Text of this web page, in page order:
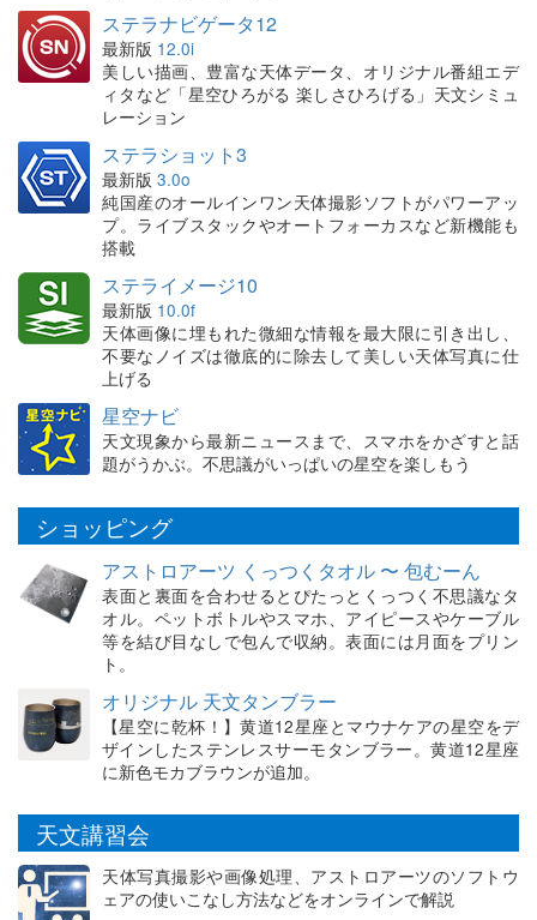
ステラナビゲータ12
最新版 12.0i
美しい描画、豊富な天体データ、オリジナル番組エデ
ィタなど「星空ひろがる 楽しさひろげる」天文シミュ
レーション
ステラショット3
最新版 3.0o
純国産のオールインワン天体撮影ソフトがパワーアッ
プ。ライブスタックやオートフォーカスなど新機能も
搭載
ステライメージ10
最新版 10.0f
天体画像に埋もれた微細な情報を最大限に引き出し、
不要なノイズは徹底的に除去して美しい天体写真に仕
上げる
星空ナビ
天文現象から最新ニュースまで、スマホをかざすと話
題がうかぶ。不思議がいっぱいの星空を楽しもう
ショッピング
アストロアーツ くっつくタオル 〜 包むーん
表面と裏面を合わせるとぴたっとくっつく不思議なタ
オル。ペットボトルやスマホ、アイピースやケーブル
等を結び目なしで包んで収納。表面には月面をプリン
ト。
オリジナル 天文タンブラー
【星空に乾杯！】黄道12星座とマウナケアの星空をデ
ザインしたステンレスサーモタンブラー。黄道12星座
に新色モカブラウンが追加。
天文講習会
天体写真撮影や画像処理、アストロアーツのソフトウ
ェアの使いこなし方法などをオンラインで解説